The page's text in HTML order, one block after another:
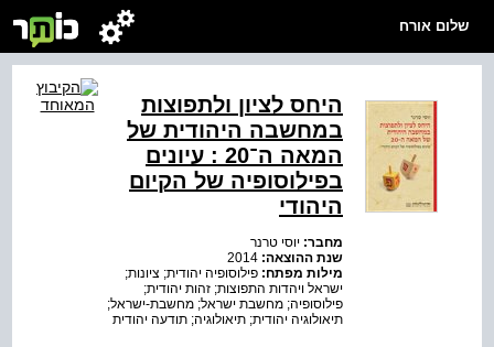
שלום אורח
היחס לציון ולתפוצות
במחשבה היהודית של
המאה ה־20 : עיונים
בפילוסופיה של הקיום
היהודי
מחבר: יוסי טרנר
שנת ההוצאה:
מילות מפתח: פילוסופיה יהודית; ציונות;
ישראל ויהדות התפוצות; זהות יהודית;
פילוסופיה; מחשבת ישראל; מחשבת-ישראל;
תיאולוגיה יהודית; תיאולוגיה; תודעה יהודית